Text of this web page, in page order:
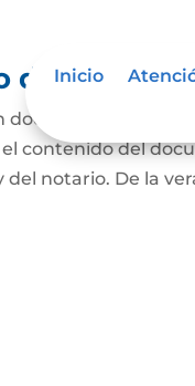
Inicio
de firma y
documento privado
contenido del
notario. De la